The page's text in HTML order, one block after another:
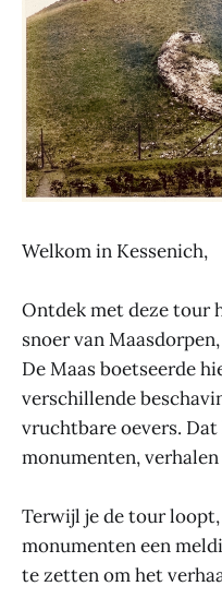
Welkom in Kessenich,
Ontdek met deze tour
snoer van
De Maas boetseerde
verschillende
vruchtbare oevers.
monumenten,
Terwijl je de tour
monumenten een
te zetten om het